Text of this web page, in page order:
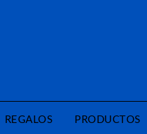
REGALOS PRODUCTOS